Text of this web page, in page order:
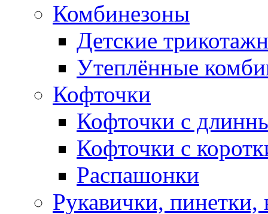
Комбинезоны
Детские
Утеплённые
Кофточки
Кофточки с
Кофточки с
Распашонки
Рукавички, пинетки,